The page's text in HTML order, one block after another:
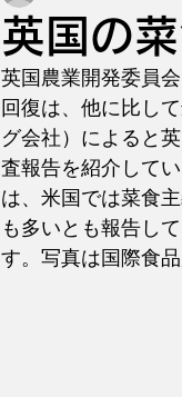
英国の
英国農業開発委員
回復は、他に比し
グ会社）によると
査報告を紹介して
は、米国では菜食
も多いとも報告し
す。写真は国際食